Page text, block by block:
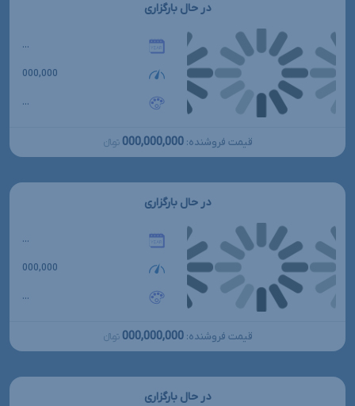
در حال بارگزاری
...
000,000
...
قیمت فروشنده: 000,000,000 تومانءءء
در حال بارگزاری
...
000,000
...
قیمت فروشنده: 000,000,000 تومانءءء
در حال بارگزاری